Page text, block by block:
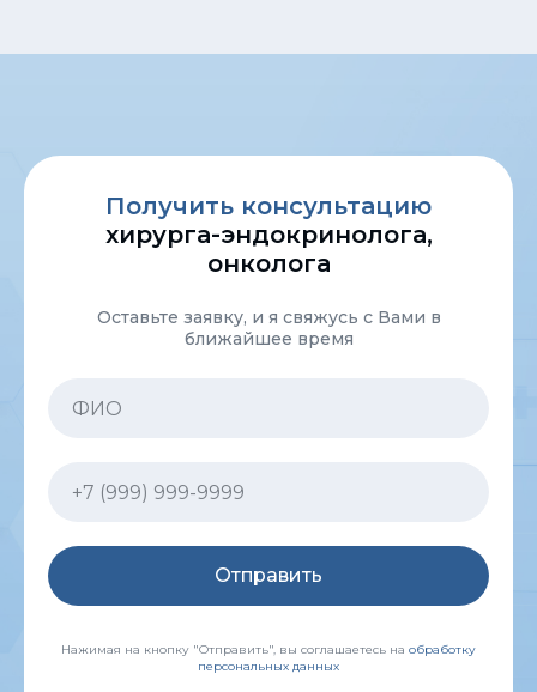
Получить консультацию
хирурга-эндокринолога,
онколога
Оставьте заявку, и я свяжусь с Вами в
ближайшее время
Отправить
Нажимая на кнопку "Отправить", вы соглашаетесь на обработку
персональных данных